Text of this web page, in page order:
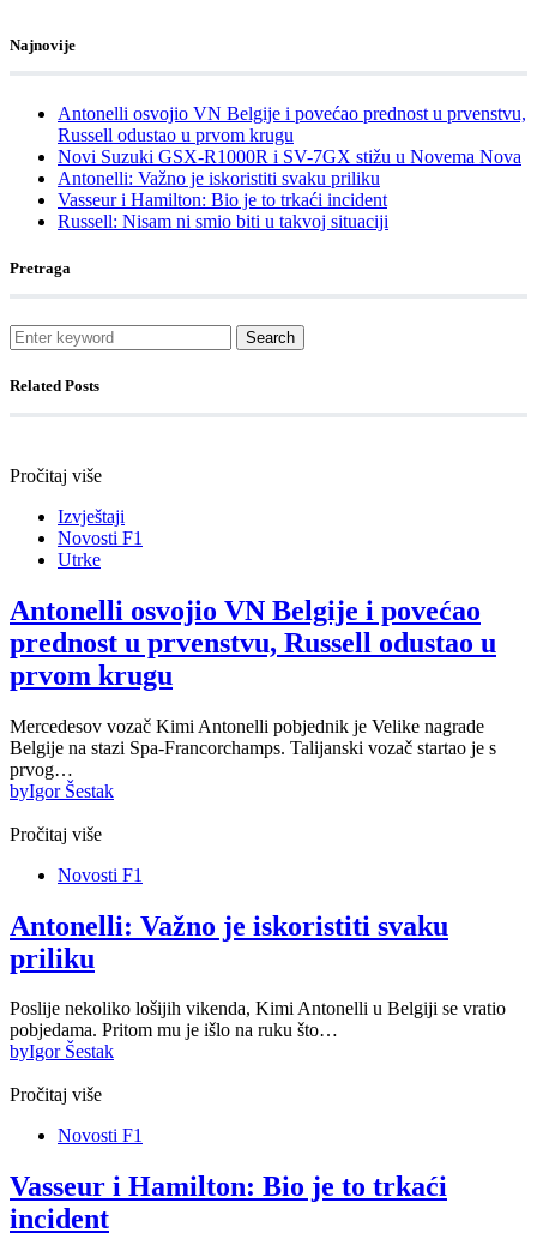
Najnovije
Antonelli osvojio VN Belgije i povećao prednost u prvenstvu,
Russell odustao u prvom krugu
Novi Suzuki GSX-R1000R i SV-7GX stižu u Novema Nova
Antonelli: Važno je iskoristiti svaku priliku
Vasseur i Hamilton: Bio je to trkaći incident
Russell: Nisam ni smio biti u takvoj situaciji
Pretraga
Search
Related Posts
Pročitaj više
Izvještaji
Novosti F1
Utrke
Antonelli osvojio VN Belgije i povećao
prednost u prvenstvu, Russell odustao u
prvom krugu
Mercedesov vozač Kimi Antonelli pobjednik je Velike nagrade
Belgije na stazi Spa-Francorchamps. Talijanski vozač startao je s
prvog…
byIgor Šestak
Pročitaj više
Novosti F1
Antonelli: Važno je iskoristiti svaku
priliku
Poslije nekoliko lošijih vikenda, Kimi Antonelli u Belgiji se vratio
pobjedama. Pritom mu je išlo na ruku što…
byIgor Šestak
Pročitaj više
Novosti F1
Vasseur i Hamilton: Bio je to trkaći
incident